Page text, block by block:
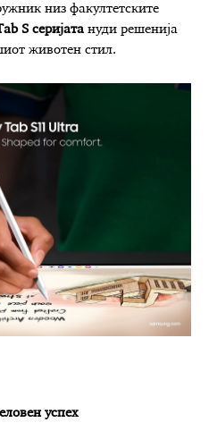
низ факултетските
S серијата нуди решенија
животен стил.
успех